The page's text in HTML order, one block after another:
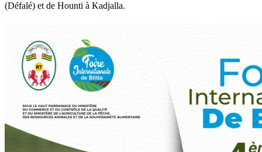
(Défalé) et de Hounti à Kadjalla.